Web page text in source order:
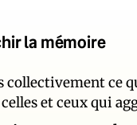
la mémoire
collectivement ce
et ceux qui